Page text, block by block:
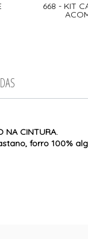
668 - KIT
NA CINTURA.
forro 100%